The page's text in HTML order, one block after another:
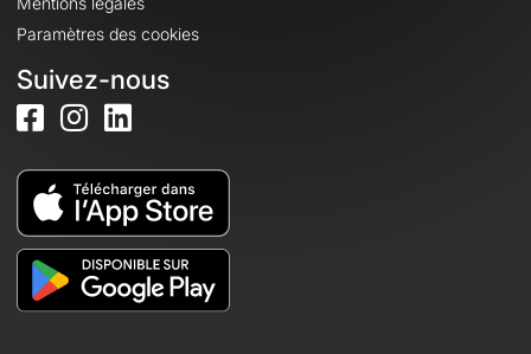
Paramètres des cookies
Suivez-nous